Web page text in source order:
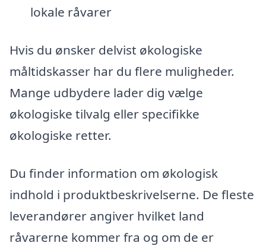
lokale råvarer
Hvis du ønsker delvist økologiske
måltidskasser har du flere muligheder.
Mange udbydere lader dig vælge
økologiske tilvalg eller specifikke
økologiske retter.
Du finder information om økologisk
indhold i produktbeskrivelserne. De fleste
leverandører angiver hvilket land
råvarerne kommer fra og om de er